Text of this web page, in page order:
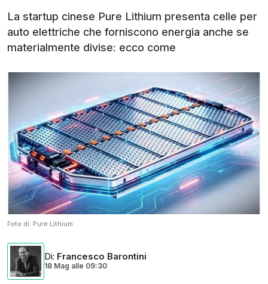
La startup cinese Pure Lithium presenta celle per
auto elettriche che forniscono energia anche se
materialmente divise: ecco come
Foto di: Pure Lithium
Di: Francesco Barontini
18 Mag alle 09:30